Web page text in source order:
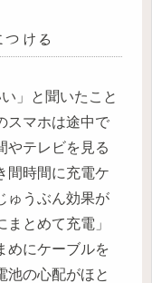
ける
」と聞いたこと
スマホは途中で
やテレビを見る
間時間に充電ケ
ゅうぶん効果が
とめて充電」
めにケーブルを
池の心配がほと